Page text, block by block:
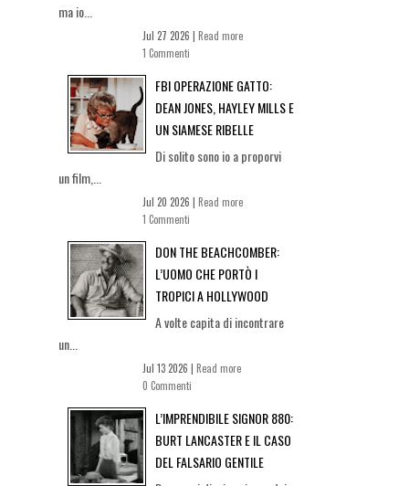
ma io...
Jul 27 2026 | Read more
1 Commenti
FBI OPERAZIONE GATTO:
DEAN JONES, HAYLEY MILLS E
UN SIAMESE RIBELLE
Di solito sono io a proporvi
un film,...
Jul 20 2026 | Read more
1 Commenti
DON THE BEACHCOMBER:
L’UOMO CHE PORTÒ I
TROPICI A HOLLYWOOD
A volte capita di incontrare
un...
Jul 13 2026 | Read more
0 Commenti
L’IMPRENDIBILE SIGNOR 880:
BURT LANCASTER E IL CASO
DEL FALSARIO GENTILE